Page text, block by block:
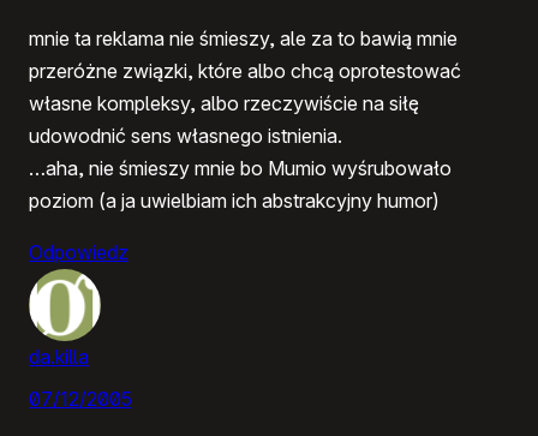
mnie ta reklama nie śmieszy, ale za to bawią mnie
przeróżne związki, które albo chcą oprotestować
własne kompleksy, albo rzeczywiście na siłę
udowodnić sens własnego istnienia.
…aha, nie śmieszy mnie bo Mumio wyśrubowało
poziom (a ja uwielbiam ich abstrakcyjny humor)
Odpowiedz
da.killa
07/12/2005